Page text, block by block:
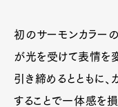
初のサーモンカラー
が光を受けて表情を
引き締めるとともに
することで一体感を